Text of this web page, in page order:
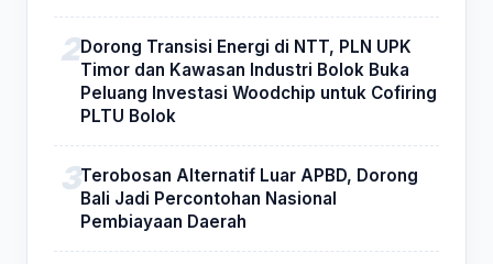
Dorong Transisi Energi di NTT, PLN UPK
Timor dan Kawasan Industri Bolok Buka
Peluang Investasi Woodchip untuk Cofiring
PLTU Bolok
Terobosan Alternatif Luar APBD, Dorong
Bali Jadi Percontohan Nasional
Pembiayaan Daerah